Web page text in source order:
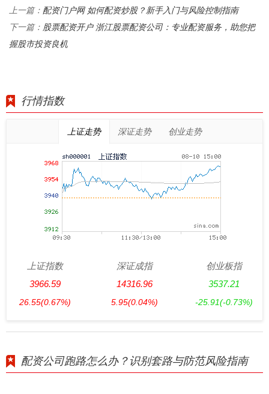
上一篇： 配资门户网 如何配资炒股？新手入门与风险控制指南
下一篇： 股票配资开户 浙江股票配资公司：专业配资服务，助您把
握股市投资良机
行情指数
上证走势 深证走势 创业走势
上证指数
3966.59
26.55(0.67%)
深证成指
14316.96
5.95(0.04%)
创业板指
3537.21
-25.91(-0.73%)
配资公司跑路怎么办？识别套路与防范风险指南